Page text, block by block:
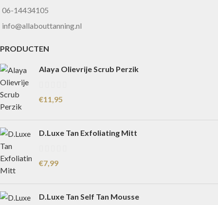
06-14434105
info@allabouttanning.nl
PRODUCTEN
Alaya Olievrije Scrub Perzik
€11,95
D.Luxe Tan Exfoliating Mitt
€7,99
D.Luxe Tan Self Tan Mousse